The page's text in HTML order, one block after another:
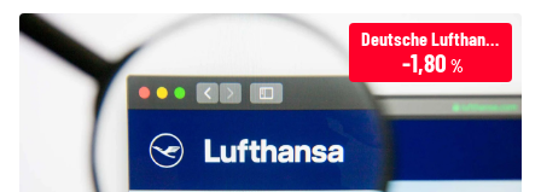
Deutsche Lufthansa
-1,80 %